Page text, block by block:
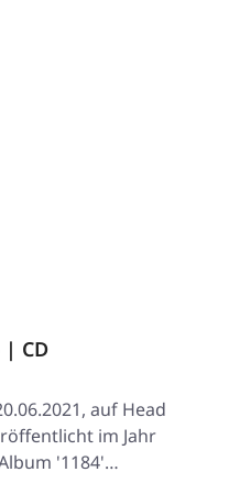
| CD
auf Head
im Jahr
'1184'…